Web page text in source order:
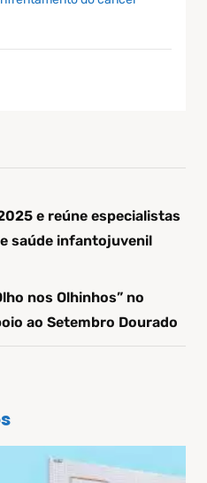
e reúne especialistas
saúde infantojuvenil
nos Olhinhos” no
ao Setembro Dourado